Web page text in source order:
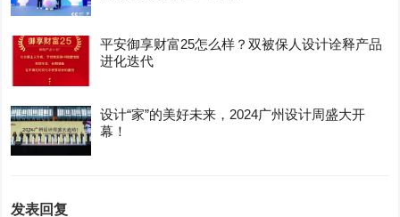
平安御享财富25怎么样？双被保人设计诠释产品
进化迭代
设计“家”的美好未来，2024广州设计周盛大开
幕！
发表回复